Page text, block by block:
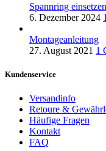
Spannring einsetzen
6. Dezember 2024
Montageanleitung
27. August 2021 1
Kundenservice
Versandinfo
Retoure &
Häufige Fragen
Kontakt
FAQ